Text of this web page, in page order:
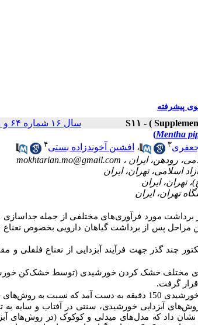
پیشرفته
سال ۱۶ شماره ۶۴ و S۱۱ صفحات ۱۶۱-۱۴۷
Mentha
)
۳ ، افشین آخوندزاده بستی۴
mokhtarian.mo@gmail.com
مورد فرآوری‌های مختلفی از جمله
مراحل پس از برداشت گیاهان دارویی بخصوص
گذر جهت فرآیند آبزدایی از نعناع فلفلی و
مختلف خشک‌ کردن خورشیدی (توسط خشک‌کن
گرفت.
مدت زمان لازم برای خشک کردن نعناع فلفلی در روش‌ خشک‌ کردن خورشیدی 150 دقیقه
داد که مدل‌های میدلی و کوکوک (در روش‌های